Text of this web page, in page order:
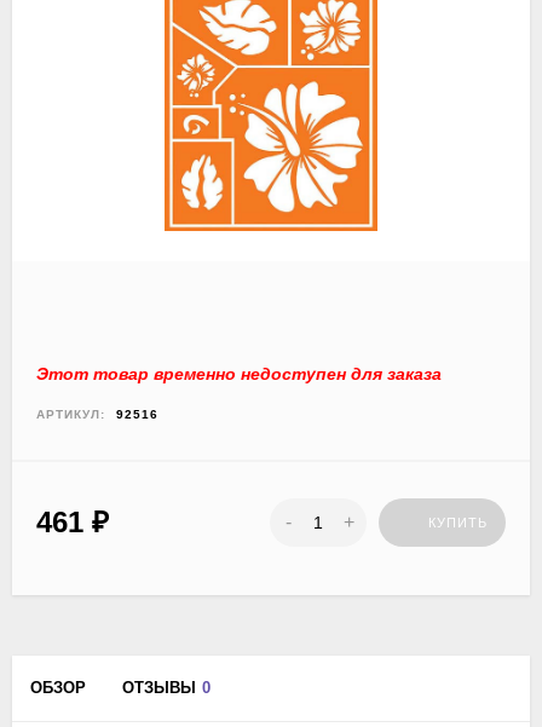
Этот товар временно недоступен для заказа
АРТИКУЛ: 92516
461 ₽ - + КУПИТЬ
ОБЗОР ОТЗЫВЫ 0